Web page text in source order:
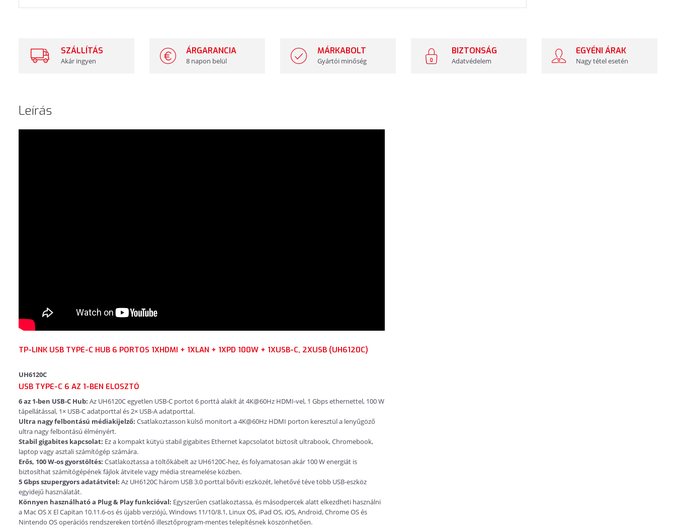
SZÁLLÍTÁS
Akár ingyen
ÁRGARANCIA
8 napon belül
MÁRKABOLT
Gyártói minőség
BIZTONSÁG
Adatvédelem
EGYÉNI ÁRAK
Nagy tétel esetén
Leírás
TP-LINK USB TYPE-C HUB 6 PORTOS 1XHDMI + 1XLAN + 1XPD 100W + 1XUSB-C, 2XUSB (UH6120C)
UH6120C
USB TYPE-C 6 AZ 1-BEN ELOSZTÓ
6 az 1-ben USB-C Hub: Az UH6120C egyetlen USB-C portot 6 porttá alakít át 4K@60Hz HDMI-vel, 1 Gbps ethernettel, 100 W
tápellátással, 1× USB-C adatporttal és 2× USB-A adatporttal.
Ultra nagy felbontású médiakijelző: Csatlakoztasson külső monitort a 4K@60Hz HDMI porton keresztül a lenyűgöző
ultra nagy felbontású élményért.
Stabil gigabites kapcsolat: Ez a kompakt kütyü stabil gigabites Ethernet kapcsolatot biztosít ultrabook, Chromebook,
laptop vagy asztali számítógép számára.
Erős, 100 W-os gyorstöltés: Csatlakoztassa a töltőkábelt az UH6120C-hez, és folyamatosan akár 100 W energiát is
biztosíthat számítógépének fájlok átvitele vagy média streamelése közben.
5 Gbps szupergyors adatátvitel: Az UH6120C három USB 3.0 porttal bővíti eszközét, lehetővé téve több USB-eszköz
egyidejű használatát.
Könnyen használható a Plug & Play funkcióval: Egyszerűen csatlakoztassa, és másodpercek alatt elkezdheti használni
a Mac OS X El Capitan 10.11.6-os és újabb verziójú, Windows 11/10/8.1, Linux OS, iPad OS, iOS, Android, Chrome OS és
Nintendo OS operációs rendszereken történő illesztőprogram-mentes telepítésnek köszönhetően.